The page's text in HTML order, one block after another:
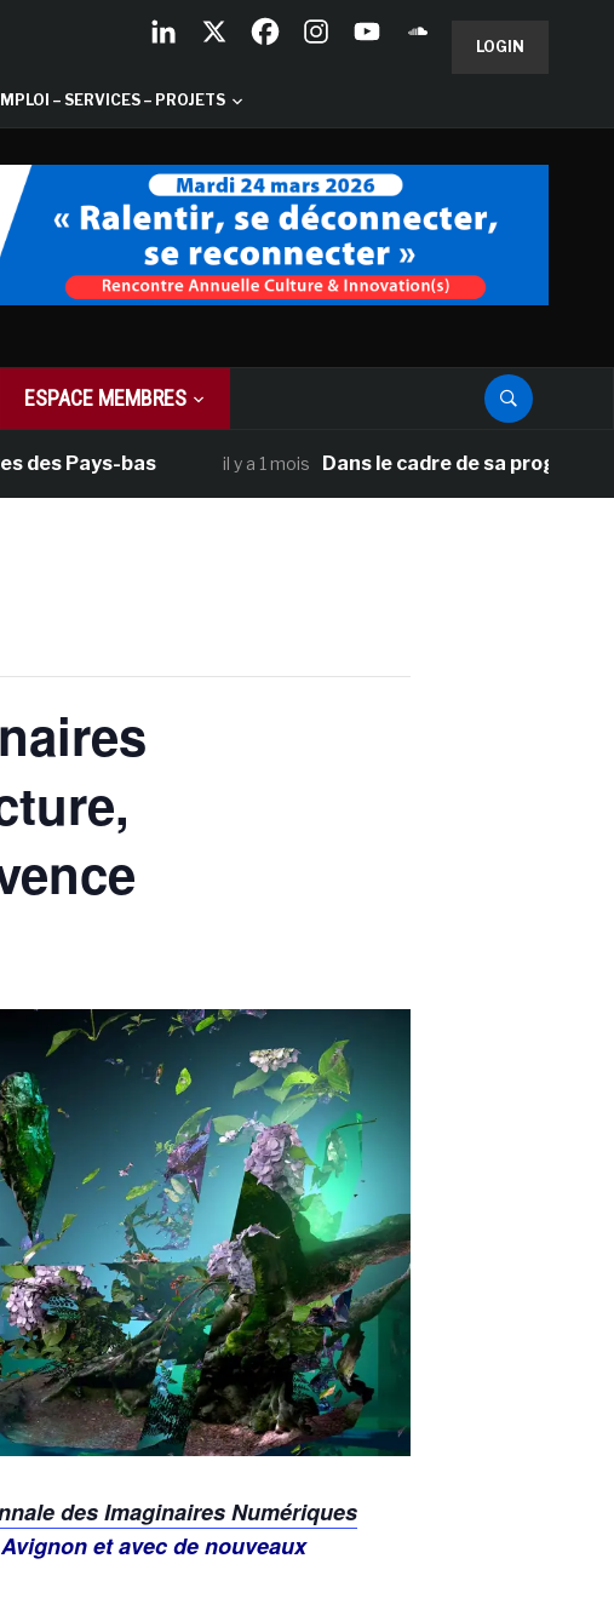
LOGIN
– SERVICES – PROJETS
ESPACE MEMBRES
bas il y a 1 mois Dans le cadre de sa programmation
des Imaginaires Numériques
et avec de nouveaux